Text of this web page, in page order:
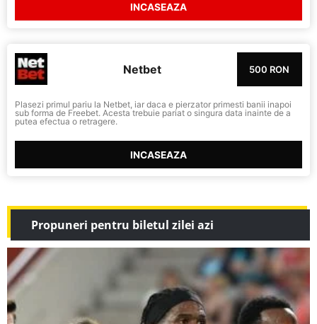
INCASEAZA
Netbet 500 RON
Plasezi primul pariu la Netbet, iar daca e pierzator primesti banii inapoi
sub forma de Freebet. Acesta trebuie pariat o singura data inainte de a
putea efectua o retragere.
INCASEAZA
Propuneri pentru biletul zilei azi